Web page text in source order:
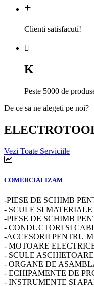
+
Clienti satisfacuti!
K
Peste 5000 de
De ce sa ne alegeti pe noi?
Vezi Toate Serviciile
COMERCIALIZAM
-PIESE DE SCHIMB
- SCULE SI
-PIESE DE SCHIMB
- CONDUCTORI SI
-ACCESORII PENTRU
- MOTOARE
- SCULE ASCHIETOARE
- ORGANE DE
- ECHIPAMENTE DE
- INSTRUMENTE SI